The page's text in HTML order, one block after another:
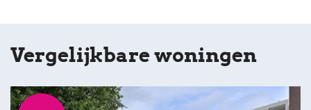
Vergelijkbare woningen